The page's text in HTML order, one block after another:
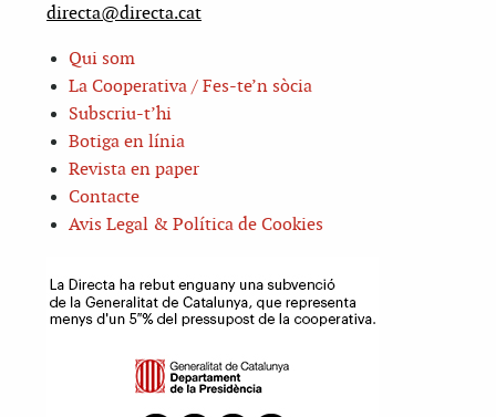
directa@directa.cat
Qui som
La Cooperativa / Fes-te’n sòcia
Subscriu-t’hi
Botiga en línia
Revista en paper
Contacte
Avis Legal & Política de Cookies